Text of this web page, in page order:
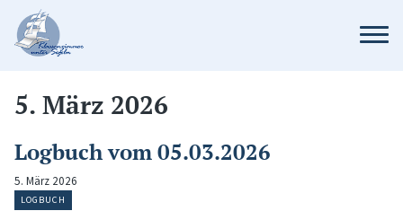
5. März 2026
Logbuch vom 05.03.2026
5. März 2026
LOGBUCH